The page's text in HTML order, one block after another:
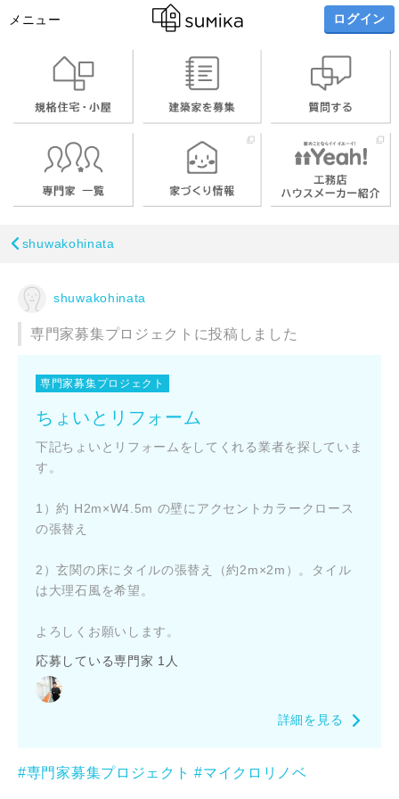
メニュー ログイン
shuwakohinata
shuwakohinata
専門家募集プロジェクトに投稿しました
専門家募集プロジェクト
ちょいとリフォーム
下記ちょいとリフォームをしてくれる業者を探していま
す。
1）約 H2m×W4.5m の壁にアクセントカラークロース
の張替え
2）玄関の床にタイルの張替え（約2m×2m）。タイル
は大理石風を希望。
よろしくお願いします。
応募している専門家 1人
詳細を見る
#専門家募集プロジェクト #マイクロリノベ
キャンセル